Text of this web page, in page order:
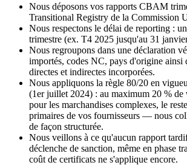
Nous déposons vos rapports CBAM
Transitional Registry de la Commission
Nous respectons le délai de reporting :
trimestre (ex. T4 2025 jusqu'au 31
Nous regroupons dans une déclaration
importés, codes NC, pays d'origine ainsi
directes et indirectes incorporées.
Nous appliquons la règle 80/20 en
(1er juillet 2024) : au maximum 20 % de
pour les marchandises complexes, le
primaires de vos fournisseurs — nous
de façon structurée.
Nous veillons à ce qu'aucun rapport
déclenche de sanction, même en phase
coût de certificats ne s'applique encore.